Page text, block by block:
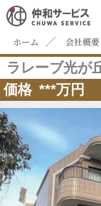
ホーム 会社概要
ラレーブ光が
価格 ***万円